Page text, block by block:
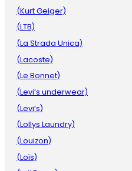
(Kurt Geiger)
(LTB)
(La Strada Unica)
(Lacoste)
(Le Bonnet)
(Levi’s underwear)
(Levi’s)
(Lollys Laundry)
(Louizon)
(Loïs)